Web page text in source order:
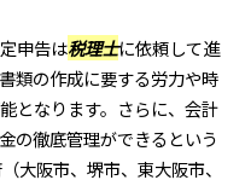
申告は税理士に依頼して進
類の作成に要する労力や時
となります。さらに、会計
の徹底管理ができるという
大阪市、堺市、東大阪市、